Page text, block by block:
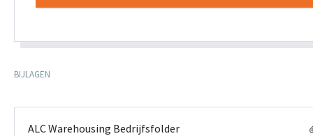
BIJLAGEN
ALC Warehousing Bedrijfsfolder